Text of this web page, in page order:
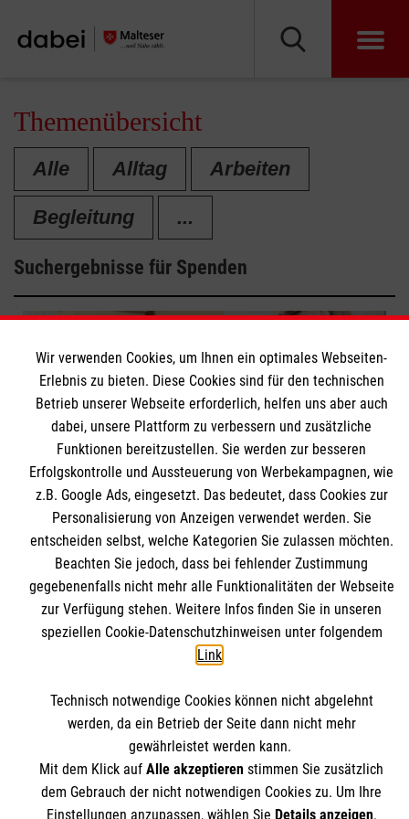
Themenübersicht
Alle Alltag Arbeiten
Begleitung ...
Suchergebnisse für Spenden
Tipps zum Thema Spenden
Wir verraten, worauf es beim Spenden ankommt.
Beratung
Spenden
Weitere Artikel
Themenübersicht Über dieses Magazin
Kontakt Impressum
Wir verwenden Cookies, um Ihnen ein optimales Webseiten-
Erlebnis zu bieten. Diese Cookies sind für den technischen
Betrieb unserer Webseite erforderlich, helfen uns aber auch
dabei, unsere Plattform zu verbessern und zusätzliche
Funktionen bereitzustellen. Sie werden zur besseren
Erfolgskontrolle und Aussteuerung von Werbekampagnen, wie
z.B. Google Ads, eingesetzt. Das bedeutet, dass Cookies zur
Personalisierung von Anzeigen verwendet werden. Sie
entscheiden selbst, welche Kategorien Sie zulassen möchten.
Beachten Sie jedoch, dass bei fehlender Zustimmung
gegebenenfalls nicht mehr alle Funktionalitäten der Webseite
zur Verfügung stehen. Weitere Infos finden Sie in unseren
speziellen Cookie-Datenschutzhinweisen unter folgendem
Link
Technisch notwendige Cookies können nicht abgelehnt
werden, da ein Betrieb der Seite dann nicht mehr
gewährleistet werden kann.
Mit dem Klick auf Alle akzeptieren stimmen Sie zusätzlich
dem Gebrauch der nicht notwendigen Cookies zu. Um Ihre
Einstellungen anzupassen, wählen Sie Details anzeigen.